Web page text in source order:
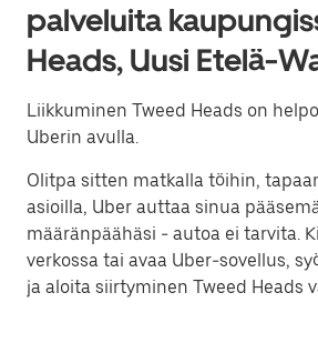
palveluita
Heads, Uusi Etelä-
Liikkuminen Tweed Heads on
Uberin avulla.
Olitpa sitten matkalla töihin,
asioilla, Uber auttaa sinua
määränpäähäsi - autoa ei tarvita.
verkossa tai avaa Uber-sovellus,
ja aloita siirtyminen Tweed Heads